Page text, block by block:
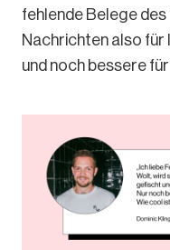
fehlende Belege
Nachrichten also für
und noch bessere